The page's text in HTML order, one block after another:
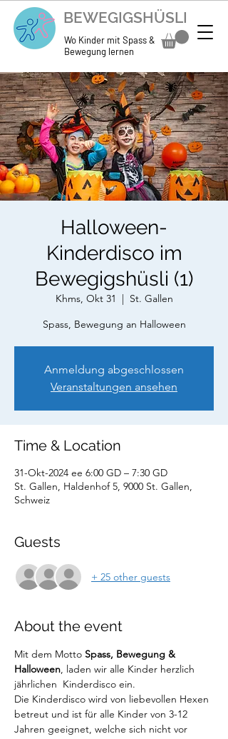
BEWEGIGSHÜSLI
Wo Kinder mit Spass &
Bewegung lernen
Halloween-
Kinderdisco im
Bewegigshüsli (1)
Khms, Okt 31
  |
St. Gallen
Spass, Bewegung an Halloween
Anmeldung abgeschlossen
Veranstaltungen ansehen
Time & Location
31-Okt-2024 ee 6:00 GD – 7:30 GD
St. Gallen, Haldenhof 5, 9000 St. Gallen,
Schweiz
Guests
+ 25 other guests
About the event
Mit dem Motto Spass, Bewegung &
Halloween, laden wir alle Kinder herzlich
jährlichen  Kinderdisco ein.
Die Kinderdisco wird von liebevollen Hexen
betreut und ist für alle Kinder von 3-12
Jahren geeignet, welche sich nicht vor